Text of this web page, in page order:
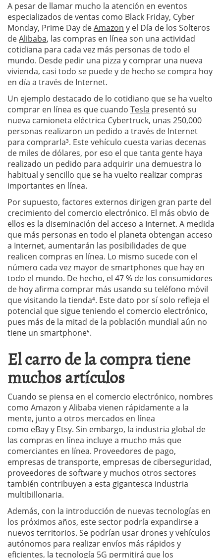
A pesar de llamar mucho la atención en eventos
especializados de ventas como Black Friday, Cyber
Monday, Prime Day deAmazon y el Día de los Solteros
deAlibaba, las compras en línea son una actividad
cotidiana para cada vez más personas de todo el
mundo. Desde pedir una pizza y comprar una nueva
vivienda, casi todo se puede y de hecho se compra hoy
en día a través de Internet.
Un ejemplo destacado de lo cotidiano que se ha vuelto
comprar en línea es que cuando Tesla presentó su
nueva camioneta eléctrica Cybertruck, unas 250,000
personas realizaron un pedido a través de Internet
para comprarla³. Este vehículo cuesta varias decenas
de miles de dólares, por eso el que tanta gente haya
realizado un pedido para adquirir una demuestra lo
habitual y sencillo que se ha vuelto realizar compras
importantes en línea.
Por supuesto, factores externos dirigen gran parte del
crecimiento del comercio electrónico. El más obvio de
ellos es la diseminación del acceso a Internet. A medida
que más personas en todo el planeta obtengan acceso
a Internet, aumentarán las posibilidades de que
realicen compras en línea. Lo mismo sucede con el
número cada vez mayor de smartphones que hay en
todo el mundo. De hecho, el 47 % de los consumidores
de hoy afirma comprar más usando su teléfono móvil
que visitando la tienda⁴. Este dato por sí solo refleja el
potencial que sigue teniendo el comercio electrónico,
pues más de la mitad de la población mundial aún no
tiene un smartphone⁵.
El carro de la compra tiene
muchos artículos
Cuando se piensa en el comercio electrónico, nombres
como Amazon y Alibaba vienen rápidamente a la
mente, junto a otros mercados en línea
como eBayy Etsy. Sin embargo, la industria global de
las compras en línea incluye a mucho más que
comerciantes en línea. Proveedores de pago,
empresas de transporte, empresas de ciberseguridad,
proveedores de software y muchos otros sectores
también contribuyen a esta gigantesca industria
multibillonaria.
Además, con la introducción de nuevas tecnologías en
los próximos años, este sector podría expandirse a
nuevos territorios. Se podrían usar drones y vehículos
autónomos para realizar envíos más rápidos y
eficientes, la tecnología 5G permitirá que los